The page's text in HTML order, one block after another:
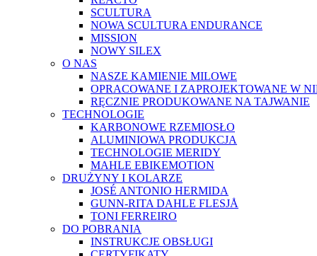
SCULTURA
NOWA SCULTURA ENDURANCE
MISSION
NOWY SILEX
O NAS
NASZE KAMIENIE MILOWE
OPRACOWANE I ZAPROJEKTOWANE W
RĘCZNIE PRODUKOWANE NA TAJWANIE
TECHNOLOGIE
KARBONOWE RZEMIOSŁO
ALUMINIOWA PRODUKCJA
TECHNOLOGIE MERIDY
MAHLE EBIKEMOTION
DRUŻYNY I KOLARZE
JOSÉ ANTONIO HERMIDA
GUNN-RITA DAHLE FLESJÅ
TONI FERREIRO
DO POBRANIA
INSTRUKCJE OBSŁUGI